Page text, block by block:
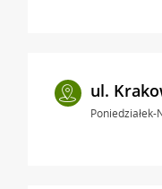
ul.